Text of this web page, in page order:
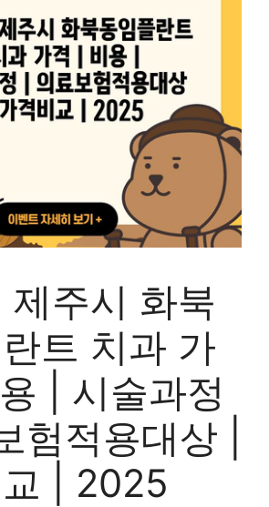
제주시 화북
트 치과 가
| 시술과정
험적용대상 |
| 2025